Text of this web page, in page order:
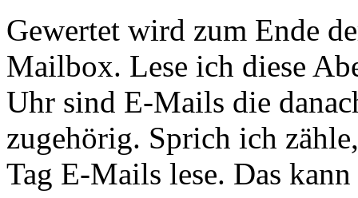
Gewertet wird zum Ende
Mailbox. Lese ich diese
Uhr sind E-Mails die
zugehörig. Sprich ich
Tag E-Mails lese. Das